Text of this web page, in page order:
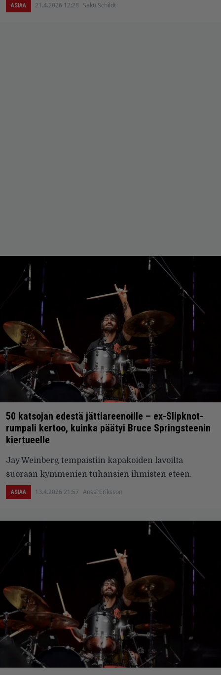
ASIAA 21.4.2026 12:28 Saku Schildt
50 katsojan edestä jättiareenoille – ex-Slipknot-
rumpali kertoo, kuinka päätyi Bruce Springsteenin
kiertueelle
Jay Weinberg tempaistiin kapakoiden lavoilta
suoraan kymmenien tuhansien ihmisten eteen.
ASIAA 13.4.2026 21:57 Anssi Eriksson